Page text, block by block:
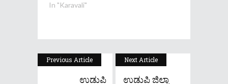
In "Karavali"
Previous Article
ಉಡುಪಿ
Next Article
ಉಡುಪಿ ಜಿಲ್ಲಾ